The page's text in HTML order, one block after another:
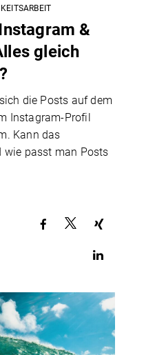
&
gleich
die Posts auf dem
Instagram-Profil
Kann das
wie passt man Posts